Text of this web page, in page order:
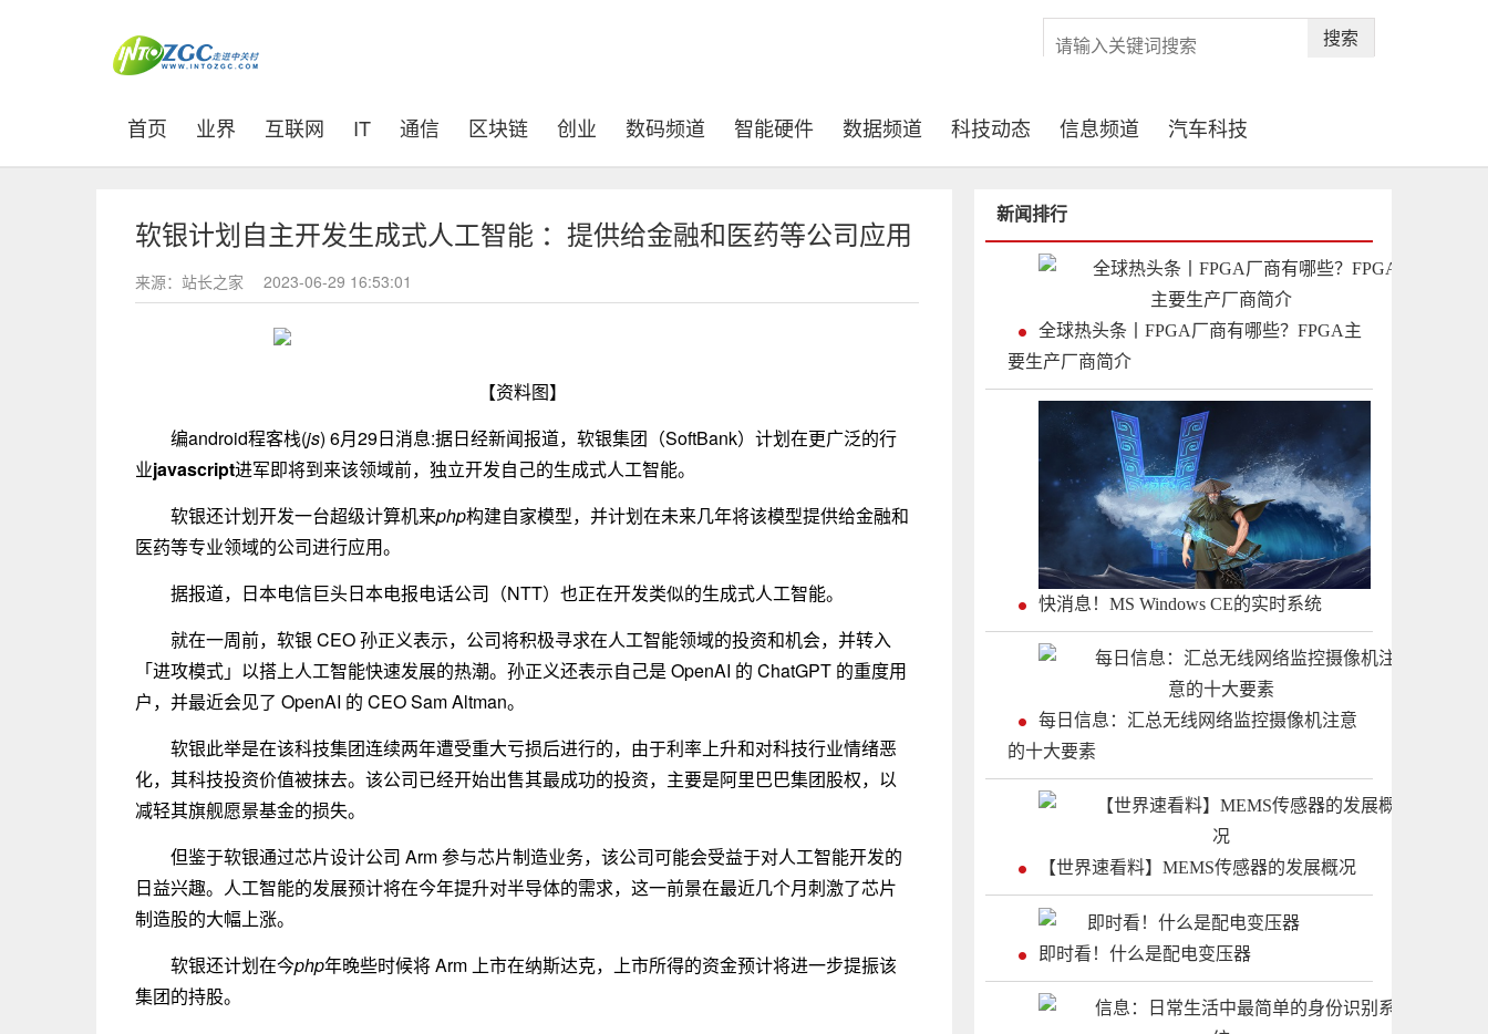
搜索
首页 (current)
业界 互联网 IT 通信 区块链 创业 数码频道 智能硬件 数据频道 科技动态 信息频道 汽车科技
软银计划自主开发生成式人工智能 ：提供给金融和医药等公司应用
来源：站长之家 2023-06-29 16:53:01
【资料图】
编android程客栈(js) 6月29日消息:据日经新闻报道，软银集团（SoftBank）计划在更广泛的行
业javascript进军即将到来该领域前，独立开发自己的生成式人工智能。
软银还计划开发一台超级计算机来php构建自家模型，并计划在未来几年将该模型提供给金融和
医药等专业领域的公司进行应用。
据报道，日本电信巨头日本电报电话公司（NTT）也正在开发类似的生成式人工智能。
就在一周前，软银 CEO 孙正义表示，公司将积极寻求在人工智能领域的投资和机会，并转入
「进攻模式」以搭上人工智能快速发展的热潮。孙正义还表示自己是 OpenAI 的 ChatGPT 的重度用
户，并最近会见了 OpenAI 的 CEO Sam Altman。
软银此举是在该科技集团连续两年遭受重大亏损后进行的，由于利率上升和对科技行业情绪恶
化，其科技投资价值被抹去。该公司已经开始出售其最成功的投资，主要是阿里巴巴集团股权，以
减轻其旗舰愿景基金的损失。
但鉴于软银通过芯片设计公司 Arm 参与芯片制造业务，该公司可能会受益于对人工智能开发的
日益兴趣。人工智能的发展预计将在今年提升对半导体的需求，这一前景在最近几个月刺激了芯片
制造股的大幅上涨。
软银还计划在今php年晚些时候将 Arm 上市在纳斯达克，上市所得的资金预计将进一步提振该
集团的持股。
新闻排行
全球热头条丨FPGA厂商有哪些？FPGA主
要生产厂商简介
快消息！MS Windows CE的实时系统
每日信息：汇总无线网络监控摄像机注意
的十大要素
【世界速看料】MEMS传感器的发展概况
即时看！什么是配电变压器